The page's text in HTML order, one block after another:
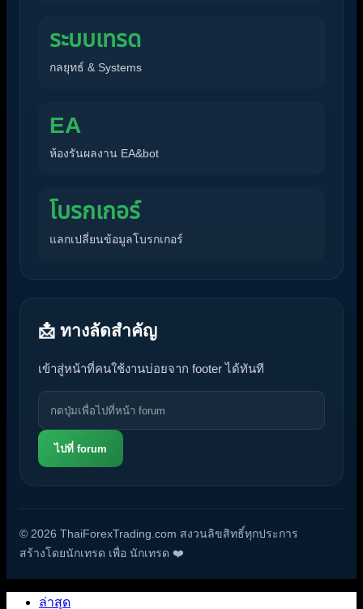
ระบบเทรด
กลยุทธ์ & Systems
EA
ห้องรันผลงาน EA&bot
โบรกเกอร์
แลกเปลี่ยนข้อมูลโบรกเกอร์
📩 ทางลัดสำคัญ
เข้าสู่หน้าที่คนใช้งานบ่อยจาก footer ได้ทันที
ไปที่ forum
© 2026 ThaiForexTrading.com สงวนลิขสิทธิ์ทุกประการ
สร้างโดยนักเทรด เพื่อ นักเทรด ❤️
ล่าสุด